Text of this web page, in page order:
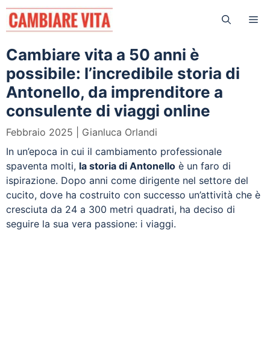
Vai
contenuto
Cambiare vita a 50 anni è
possibile: l’incredibile storia di
Antonello, da imprenditore a
consulente di viaggi online
Febbraio 2025
Gianluca Orlandi
In un’epoca in cui il cambiamento professionale
spaventa molti, la storia di Antonello è un faro di
ispirazione. Dopo anni come dirigente nel settore del
cucito, dove ha costruito con successo un’attività che è
cresciuta da 24 a 300 metri quadrati, ha deciso di
seguire la sua vera passione: i viaggi.